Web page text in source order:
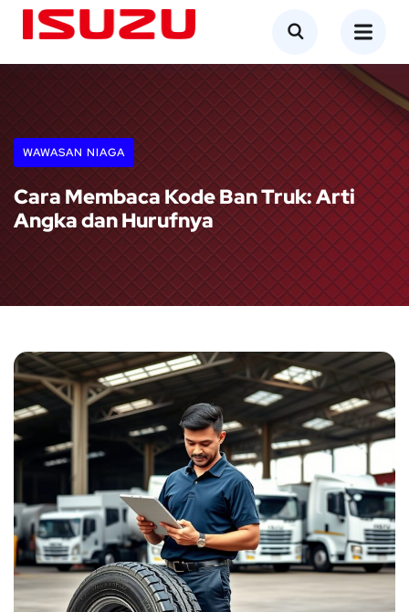
WAWASAN NIAGA
Cara Membaca Kode Ban Truk: Arti
Angka dan Hurufnya